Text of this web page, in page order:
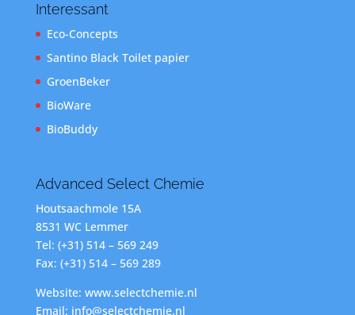
Interessant
Eco-Concepts
Santino Black Toilet papier
GroenBeker
BioWare
BioBuddy
Advanced Select Chemie
Houtsaachmole 15A
8531 WC Lemmer
Tel: (+31) 514 – 569 249
Fax: (+31) 514 – 569 289
Website: www.selectchemie.nl
Email: info@selectchemie.nl